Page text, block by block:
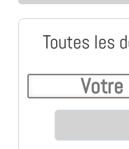
Toutes les